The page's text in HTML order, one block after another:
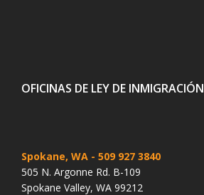
OFICINAS DE LEY DE INMIGRACIÓN
Spokane, WA - 509 927 3840
505 N. Argonne Rd. B-109
Spokane Valley, WA 99212